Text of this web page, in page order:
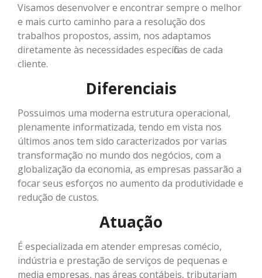
Visamos desenvolver e encontrar sempre o melhor
e mais curto caminho para a resolução dos
trabalhos propostos, assim, nos adaptamos
diretamente às necessidades específicas de cada
cliente.
Diferenciais
Possuimos uma moderna estrutura operacional,
plenamente informatizada, tendo em vista nos
últimos anos tem sido caracterizados por varias
transformação no mundo dos negócios, com a
globalização da economia, as empresas passarão a
focar seus esforços no aumento da produtividade e
redução de custos.
Atuação
É especializada em atender empresas comécio,
indústria e prestação de serviços de pequenas e
media empresas, nas áreas contábeis, tributariam